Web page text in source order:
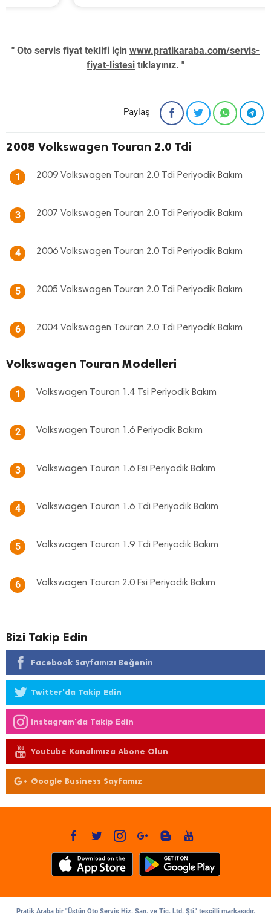
" Oto servis fiyat teklifi için www.pratikaraba.com/servis-
fiyat-listesi tıklayınız. "
Paylaş
2008 Volkswagen Touran 2.0 Tdi
1 2009 Volkswagen Touran 2.0 Tdi Periyodik Bakım
3 2007 Volkswagen Touran 2.0 Tdi Periyodik Bakım
4 2006 Volkswagen Touran 2.0 Tdi Periyodik Bakım
5 2005 Volkswagen Touran 2.0 Tdi Periyodik Bakım
6 2004 Volkswagen Touran 2.0 Tdi Periyodik Bakım
Volkswagen Touran Modelleri
1 Volkswagen Touran 1.4 Tsi Periyodik Bakım
2 Volkswagen Touran 1.6 Periyodik Bakım
3 Volkswagen Touran 1.6 Fsi Periyodik Bakım
4 Volkswagen Touran 1.6 Tdi Periyodik Bakım
5 Volkswagen Touran 1.9 Tdi Periyodik Bakım
6 Volkswagen Touran 2.0 Fsi Periyodik Bakım
Bizi Takip Edin
Facebook Sayfamızı Beğenin
Twitter'da Takip Edin
Instagram'da Takip Edin
Youtube Kanalımıza Abone Olun
Google Business Sayfamız
Pratik Araba bir "Üstün Oto Servis Hiz. San. ve Tic. Ltd. Şti." tescilli markasıdır.